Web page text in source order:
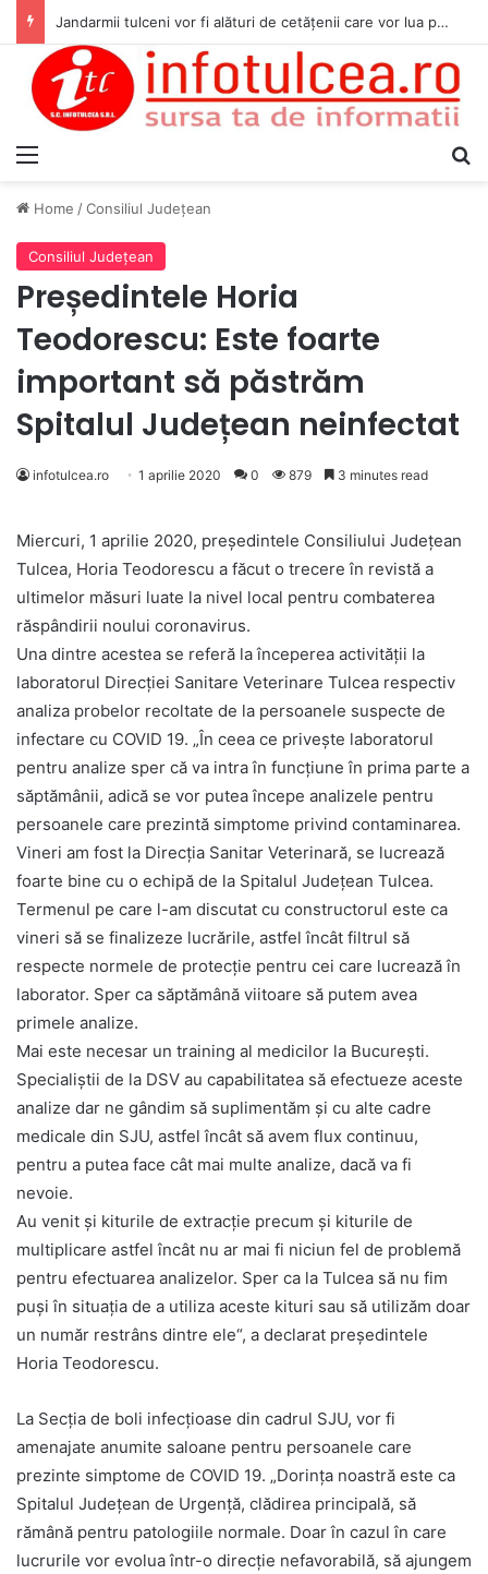
Jandarmii tulceni vor fi alături de cetățenii care vor lua parte la Festivalul Folk Țestos
Home /Consiliul Judeţean
Consiliul Judeţean
Președintele Horia
Teodorescu: Este foarte
important să păstrăm
Spitalul Județean neinfectat
infotulcea.ro 1 aprilie 2020 0 879 3 minutes read
Miercuri, 1 aprilie 2020, președintele Consiliului Județean
Tulcea, Horia Teodorescu a făcut o trecere în revistă a
ultimelor măsuri luate la nivel local pentru combaterea
răspândirii noului coronavirus.
Una dintre acestea se referă la începerea activității la
laboratorul Direcției Sanitare Veterinare Tulcea respectiv
analiza probelor recoltate de la persoanele suspecte de
infectare cu COVID 19. „În ceea ce privește laboratorul
pentru analize sper că va intra în funcțiune în prima parte a
săptămânii, adică se vor putea începe analizele pentru
persoanele care prezintă simptome privind contaminarea.
Vineri am fost la Direcția Sanitar Veterinară, se lucrează
foarte bine cu o echipă de la Spitalul Județean Tulcea.
Termenul pe care l-am discutat cu constructorul este ca
vineri să se finalizeze lucrările, astfel încât filtrul să
respecte normele de protecție pentru cei care lucrează în
laborator. Sper ca săptămână viitoare să putem avea
primele analize.
Mai este necesar un training al medicilor la București.
Specialiștii de la DSV au capabilitatea să efectueze aceste
analize dar ne gândim să suplimentăm și cu alte cadre
medicale din SJU, astfel încât să avem flux continuu,
pentru a putea face cât mai multe analize, dacă va fi
nevoie.
Au venit și kiturile de extracție precum și kiturile de
multiplicare astfel încât nu ar mai fi niciun fel de problemă
pentru efectuarea analizelor. Sper ca la Tulcea să nu fim
puși în situația de a utiliza aceste kituri sau să utilizăm doar
un număr restrâns dintre ele“, a declarat președintele
Horia Teodorescu.
La Secția de boli infecțioase din cadrul SJU, vor fi
amenajate anumite saloane pentru persoanele care
prezinte simptome de COVID 19. „Dorința noastră este ca
Spitalul Județean de Urgență, clădirea principală, să
rămână pentru patologiile normale. Doar în cazul în care
lucrurile vor evolua într-o direcție nefavorabilă, să ajungem